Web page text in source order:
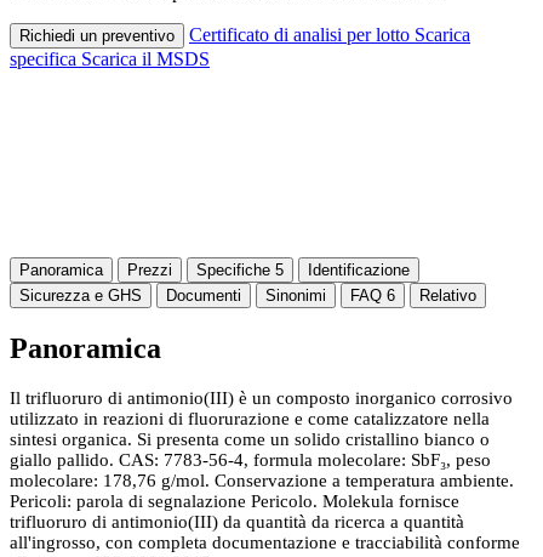
Richiedi un preventivo Certificato di analisi per lotto Scarica
specifica Scarica il MSDS
Panoramica Prezzi Specifiche 5
Identificazione
Sicurezza e GHS
Documenti Sinonimi FAQ 6 Relativo
Panoramica
Il trifluoruro di antimonio(III) è un composto inorganico corrosivo
utilizzato in reazioni di fluorurazione e come catalizzatore nella
sintesi organica. Si presenta come un solido cristallino bianco o
giallo pallido. CAS: 7783-56-4, formula molecolare: SbF₃, peso
molecolare: 178,76 g/mol. Conservazione a temperatura ambiente.
Pericoli: parola di segnalazione Pericolo. Molekula fornisce
trifluoruro di antimonio(III) da quantità da ricerca a quantità
all'ingrosso, con completa documentazione e tracciabilità conforme